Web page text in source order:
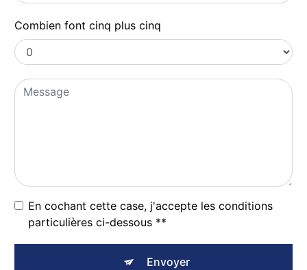
Combien font cinq plus cinq
En cochant cette case, j'accepte les conditions
particulières ci-dessous **
Envoyer